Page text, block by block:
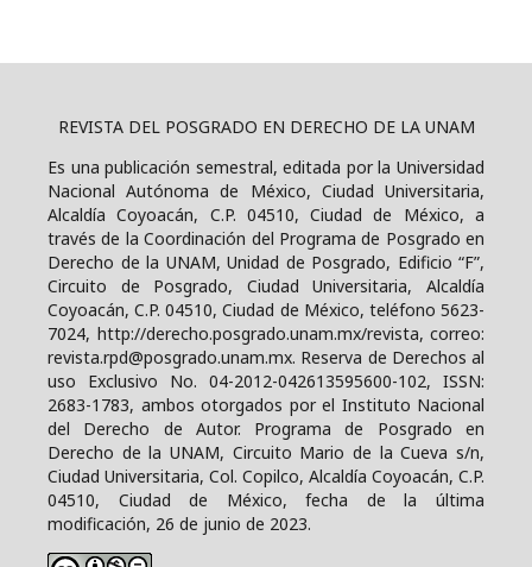
REVISTA DEL POSGRADO EN DERECHO DE LA UNAM
Es una publicación semestral, editada por la Universidad
Nacional Autónoma de México, Ciudad Universitaria,
Alcaldía Coyoacán, C.P. 04510, Ciudad de México, a
través de la Coordinación del Programa de Posgrado en
Derecho de la UNAM, Unidad de Posgrado, Edificio “F”,
Circuito de Posgrado, Ciudad Universitaria, Alcaldía
Coyoacán, C.P. 04510, Ciudad de México, teléfono 5623-
7024, http://derecho.posgrado.unam.mx/revista, correo:
revista.rpd@posgrado.unam.mx. Reserva de Derechos al
uso Exclusivo No. 04-2012-042613595600-102, ISSN:
2683-1783, ambos otorgados por el Instituto Nacional
del Derecho de Autor. Programa de Posgrado en
Derecho de la UNAM, Circuito Mario de la Cueva s/n,
Ciudad Universitaria, Col. Copilco, Alcaldía Coyoacán, C.P.
04510, Ciudad de México, fecha de la última
modificación, 26 de junio de 2023.